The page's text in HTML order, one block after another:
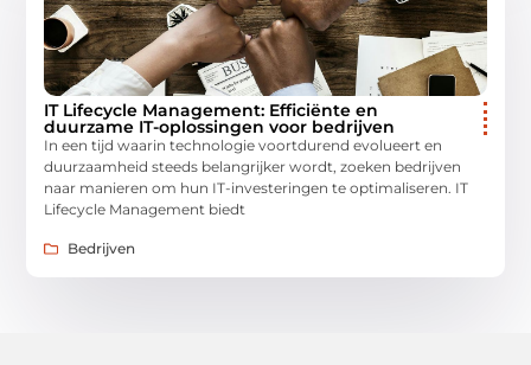
IT Lifecycle Management: Efficiënte en
duurzame IT-oplossingen voor bedrijven
In een tijd waarin technologie voortdurend evolueert en
duurzaamheid steeds belangrijker wordt, zoeken bedrijven
naar manieren om hun IT-investeringen te optimaliseren. IT
Lifecycle Management biedt
Bedrijven